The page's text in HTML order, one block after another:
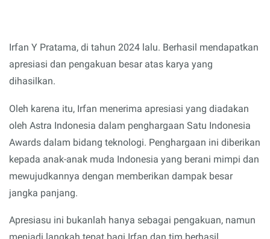
Irfan Y Pratama, di tahun 2024 lalu. Berhasil mendapatkan
apresiasi dan pengakuan besar atas karya yang
dihasilkan.
Oleh karena itu, Irfan menerima apresiasi yang diadakan
oleh Astra Indonesia dalam penghargaan Satu Indonesia
Awards dalam bidang teknologi. Penghargaan ini diberikan
kepada anak-anak muda Indonesia yang berani mimpi dan
mewujudkannya dengan memberikan dampak besar
jangka panjang.
Apresiasu ini bukanlah hanya sebagai pengakuan, namun